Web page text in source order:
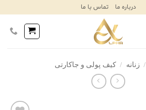
درباره ما تماس با ما
/ زنانه / کیف پولی و جاکارتی